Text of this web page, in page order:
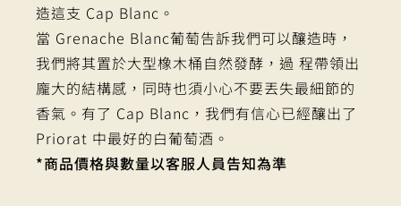
造這支 Cap Blanc。
當 Grenache Blanc葡萄告訴我們可以釀造時，
我們將其置於大型橡木桶自然發酵，過 程帶領出
龐大的結構感，同時也須小心不要丟失最細節的
香氣。有了 Cap Blanc，我們有信心已經釀出了
Priorat 中最好的白葡萄酒。
*商品價格與數量以客服人員告知為準